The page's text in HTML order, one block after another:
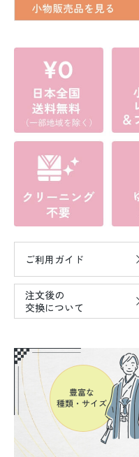
ご利用ガイド
注文後の
交換について